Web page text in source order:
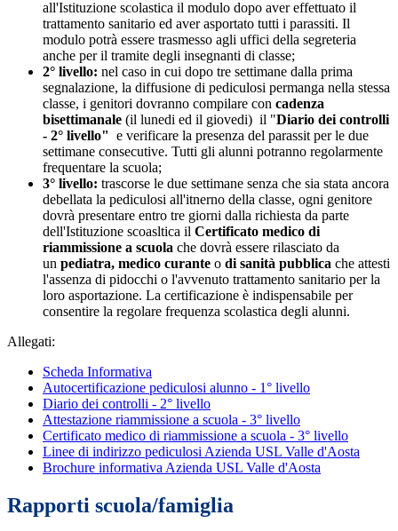
all'Istituzione scolastica il modulo dopo aver effettuato il
trattamento sanitario ed aver asportato tutti i parassiti. Il
modulo potrà essere trasmesso agli uffici della segreteria
anche per il tramite degli insegnanti di classe;
2° livello: nel caso in cui dopo tre settimane dalla prima
segnalazione, la diffusione di pediculosi permanga nella stessa
classe, i genitori dovranno compilare con cadenza
bisettimanale (il lunedi ed il giovedi) il "Diario dei controlli
- 2° livello" e verificare la presenza del parassit per le due
settimane consecutive. Tutti gli alunni potranno regolarmente
frequentare la scuola;
3° livello: trascorse le due settimane senza che sia stata ancora
debellata la pediculosi all'itnerno della classe, ogni genitore
dovrà presentare entro tre giorni dalla richiesta da parte
dell'Istituzione scoasltica il Certificato medico di
riammissione a scuola che dovrà essere rilasciato da
un pediatra, medico curante o di sanità pubblica che attesti
l'assenza di pidocchi o l'avvenuto trattamento sanitario per la
loro asportazione. La certificazione è indispensabile per
consentire la regolare frequenza scolastica degli alunni.
Allegati:
Scheda Informativa
Autocertificazione pediculosi alunno - 1° livello
Diario dei controlli - 2° livello
Attestazione riammissione a scuola - 3° livello
Certificato medico di riammissione a scuola - 3° livello
Linee di indirizzo pediculosi Azienda USL Valle d'Aosta
Brochure informativa Azienda USL Valle d'Aosta
Rapporti scuola/famiglia